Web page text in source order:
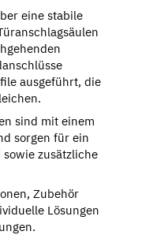
eine stabile
ausgeführt, die
sind mit einem
sorgen für ein
zusätzliche
Zubehör
Lösungen